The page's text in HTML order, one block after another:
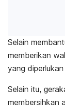
Selain
memberikan
yang
Selain itu,
membersihkan